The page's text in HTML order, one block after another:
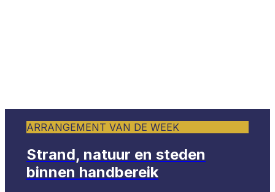
ARRANGEMENT VAN DE WEEK
Strand, natuur en steden
binnen handbereik